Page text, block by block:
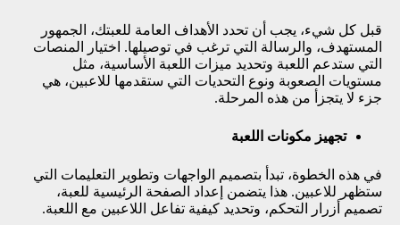
قبل كل شيء، يجب أن تحدد الأهداف العامة للعبتك، الجمهور
المستهدف، والرسالة التي ترغب في توصيلها. اختيار المنصات
التي ستدعم اللعبة وتحديد ميزات اللعبة الأساسية، مثل
مستويات الصعوبة ونوع التحديات التي ستقدمها للاعبين، هي
جزء لا يتجزأ من هذه المرحلة.
تجهيز مكونات اللعبة
في هذه الخطوة، تبدأ بتصميم الواجهات وتطوير التعليمات التي
ستظهر للاعبين. هذا يتضمن إعداد الصفحة الرئيسية للعبة،
تصميم أزرار التحكم، وتحديد كيفية تفاعل اللاعبين مع اللعبة.